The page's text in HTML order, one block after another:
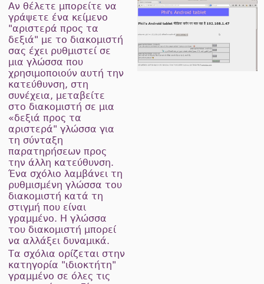
Αν θέλετε μπορείτε να
γράψετε ένα κείμενο
"αριστερά προς τα
δεξιά" με το διακομιστή
σας έχει ρυθμιστεί σε
μια γλώσσα που
χρησιμοποιούν αυτή την
κατεύθυνση, στη
συνέχεια, μεταβείτε
στο διακομιστή σε μια
«δεξιά προς τα
αριστερά" γλώσσα για
τη σύνταξη
παρατηρήσεων προς
την άλλη κατεύθυνση.
Ένα σχόλιο λαμβάνει τη
ρυθμισμένη γλώσσα του
διακομιστή κατά τη
στιγμή που είναι
γραμμένο. Η γλώσσα
του διακομιστή μπορεί
να αλλάξει δυναμικά.
Τα σχόλια ορίζεται στην
κατηγορία "ιδιοκτήτη"
γραμμένο σε όλες τις